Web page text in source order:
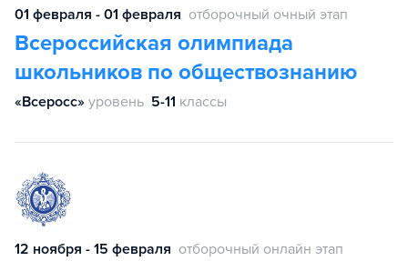
01 февраля - 01 февраля отборочный очный этап
Всероссийская олимпиада
школьников по обществознанию
«Всеросс» уровень 5-11 классы
12 ноября - 15 февраля отборочный онлайн этап